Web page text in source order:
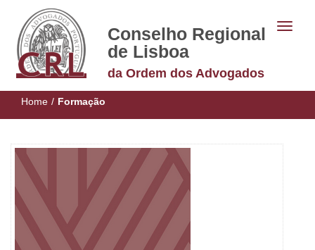
Conselho Regional
de Lisboa
da Ordem dos Advogados
Home / Formação